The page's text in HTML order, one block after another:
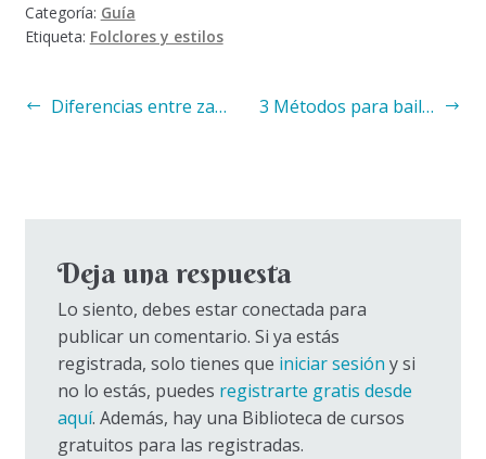
Categoría: Guía
Etiqueta: Folclores y estilos
Navegación
Anterior:
Diferencias entre zaar y khaliji Siguiente:
3 Métodos para bailar de manera más creativa y variada
Deja una respuesta
Lo siento, debes estar conectada para
publicar un comentario. Si ya estás
registrada, solo tienes que iniciar sesión y si
no lo estás, puedes registrarte gratis desde
aquí. Además, hay una Biblioteca de cursos
gratuitos para las registradas.